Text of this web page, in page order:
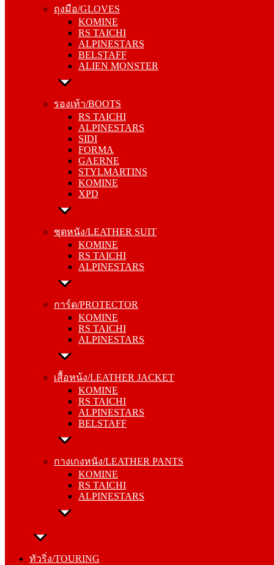
ถุงมือ/GLOVES
KOMINE
RS TAICHI
ALPINESTARS
BELSTAFF
ALIEN MONSTER
รองเท้า/BOOTS
RS TAICHI
ALPINESTARS
SIDI
FORMA
GAERNE
STYLMARTINS
KOMINE
XPD
ชุดหนัง/LEATHER SUIT
KOMINE
RS TAICHI
ALPINESTARS
การ์ด/PROTECTOR
KOMINE
RS TAICHI
ALPINESTARS
เสื้อหน้ง/LEATHER JACKET
KOMINE
RS TAICHI
ALPINESTARS
BELSTAFF
กางเกงหนัง/LEATHER PANTS
KOMINE
RS TAICHI
ALPINESTARS
ทัวริ่ง/TOURING
RS TAICHI
ALPINESTARS
BELSTAFF
ALIEN MONSTER
รองเท้า/BOOTS
ALPINESTARS
SIDI
FORMA
GAERNE
STYLMARTINS
KOMINE
XPD
ชุดหนัง/LEATHER SUIT
RS TAICHI
ALPINESTARS
การ์ด/PROTECTOR
RS TAICHI
ALPINESTARS
เสื้อหน้ง/LEATHER JACKET
RS TAICHI
ALPINESTARS
BELSTAFF
กางเกงหนัง/LEATHER PANTS
RS TAICHI
ALPINESTARS
ทัวริ่ง/TOURING